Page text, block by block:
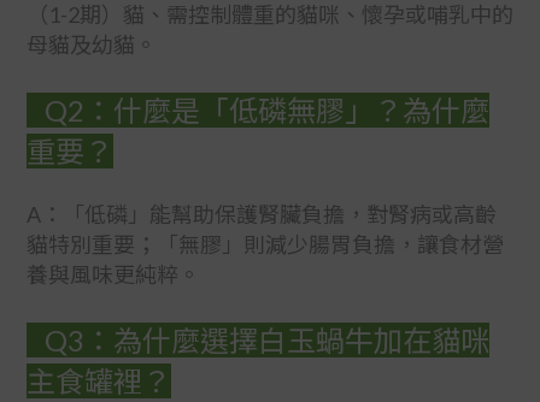
（1-2期）貓、需控制體重的貓咪、懷孕或哺乳中的
母貓及幼貓。
Q2：什麼是「低磷無膠」？為什麼
重要？
A：「低磷」能幫助保護腎臟負擔，對腎病或高齡
貓特別重要；「無膠」則減少腸胃負擔，讓食材營
養與風味更純粹。
Q3：為什麼選擇白玉蝸牛加在貓咪
主食罐裡？